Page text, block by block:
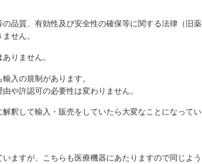
品質、有効性及び安全性の確保等に関する法律（旧薬
せん。
りません。
入の規制があります。
や許認可の必要性は変わりません。
釈して輸入・販売をしていたら大変なことになってい
ますが、こちらも医療機器にあたりますので同じよう